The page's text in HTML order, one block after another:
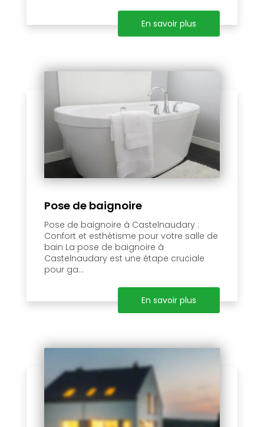
En savoir plus
Pose de baignoire
Pose de baignoire à Castelnaudary :
Confort et esthétisme pour votre salle de
bain La pose de baignoire à
Castelnaudary est une étape cruciale
pour ga...
En savoir plus